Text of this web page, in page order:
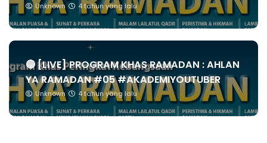
Unknown 4 tahun yang lalu
🔴 [LIVE] PROGRAM KHAS RAMADAN : AHLAN
YA RAMADAN #05 #AKADEMIYOUTUBER
Unknown 4 tahun yang lalu